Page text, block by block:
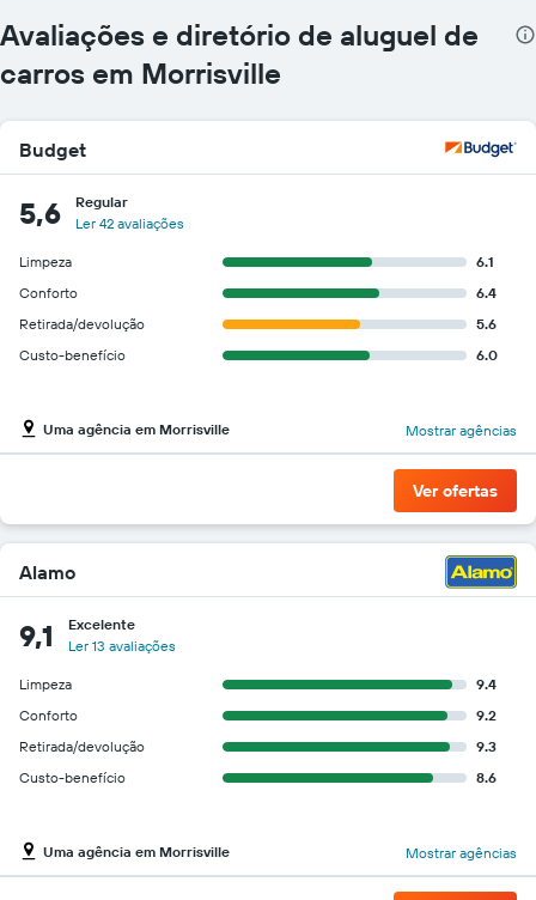
Avaliações e diretório de aluguel de
carros em Morrisville
Budget
5,6
Regular
Ler 42 avaliações
Limpeza
6.1
Conforto
6.4
Retirada/devolução
5.6
Custo-benefício
6.0
Uma agência em Morrisville Mostrar agências
Ver ofertas
Alamo
9,1
Excelente
Ler 13 avaliações
Limpeza
9.4
Conforto
9.2
Retirada/devolução
9.3
Custo-benefício
8.6
Uma agência em Morrisville Mostrar agências